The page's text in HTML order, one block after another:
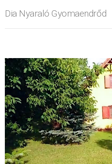
Dia Nyaraló Gyomaendrőd